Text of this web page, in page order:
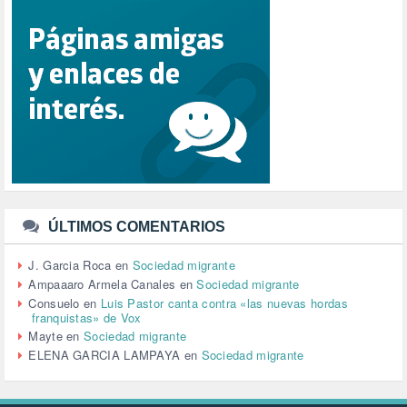
RELIGIÓN (114)
REPUBLICA (1)
SALUD (108)
SENSIBILIZACIÓN (576)
SINDICATOS (12)
TTIP (6)
URBANISMO (1)
URBANIZACIÓN (1)
VEJEZ (1)
VENEZUELA (3)
VENEZULA (1)
VIAJES (1)
VIOLENCIA (2)
VIOLENCIA DE GÉNERO (223)
VIVIENDA (9)
VOLODIMIR ZELENSKY (1)
ÚLTIMOS COMENTARIOS
J. Garcia Roca en Sociedad migrante
Ampaaaro Armela Canales enSociedad migrante
Consuelo en Luis Pastor canta contra «las nuevas hordas
franquistas» de Vox
MayteenSociedad migrante
ELENA GARCIA LAMPAYA en Sociedad migrante